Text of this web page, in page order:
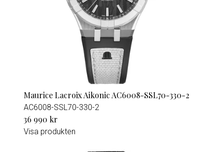
Maurice Lacroix Aikonic AC6008-SSL70-330-2
AC6008-SSL70-330-2
36 990 kr
Visa produkten